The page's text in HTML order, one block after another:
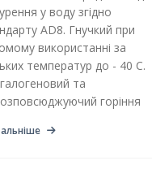
у воду згідно
AD8. Гнучкий при
використанні за
температур до - 40 С.
та
горіння